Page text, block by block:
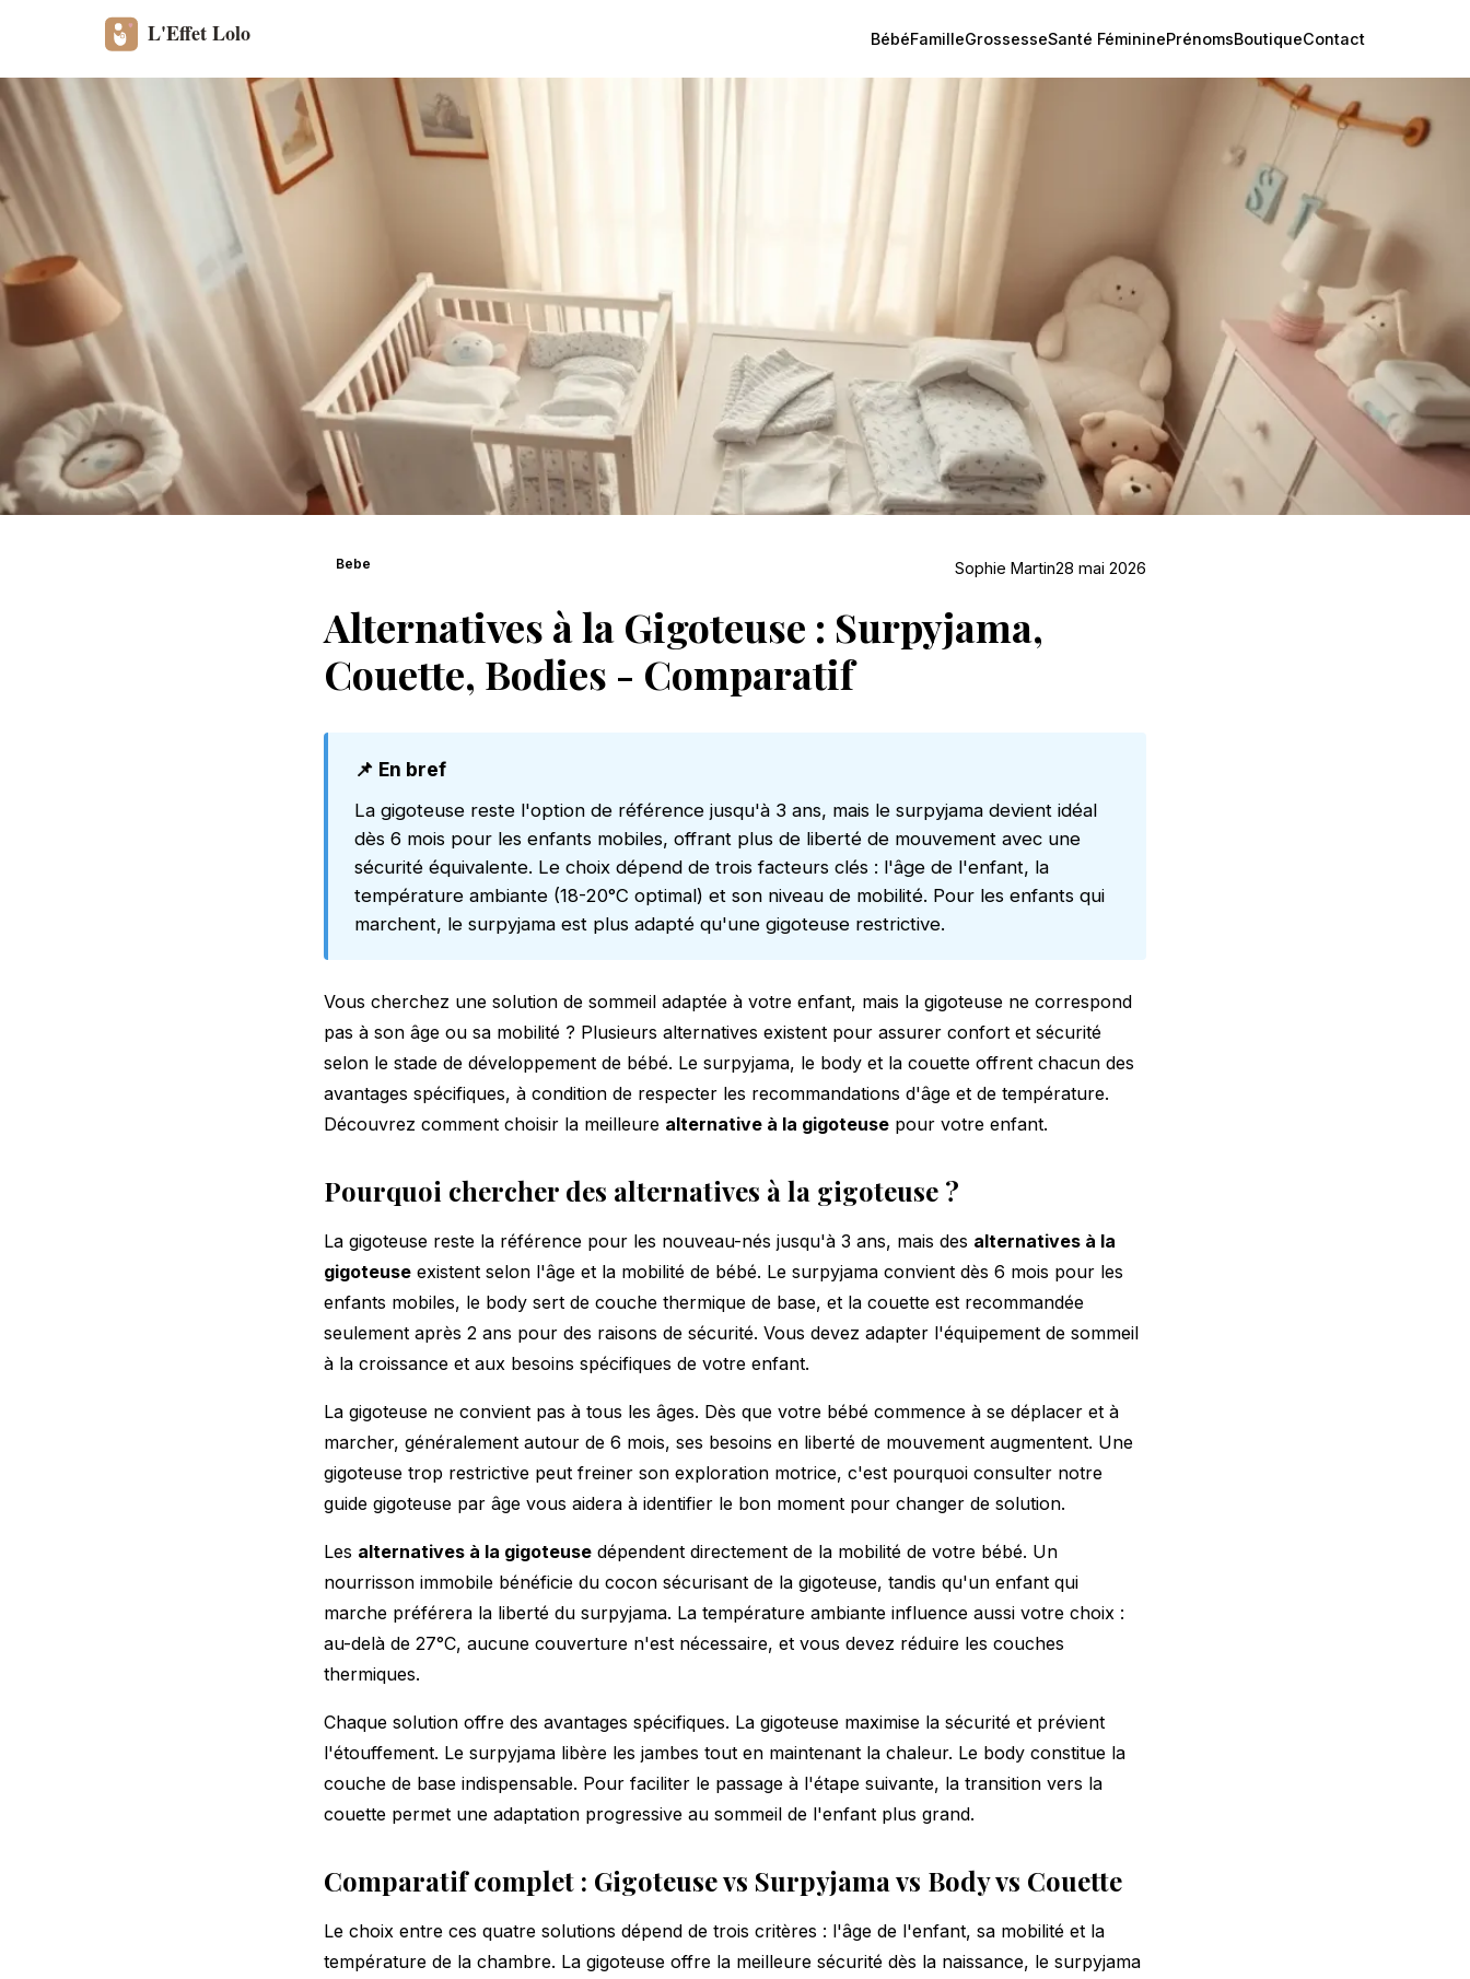
BébéFamilleGrossesseSanté FémininePrénomsBoutiqueContact
Bebe Sophie Martin28 mai 2026
Alternatives à la Gigoteuse : Surpyjama,
Couette, Bodies - Comparatif
📌 En bref
La gigoteuse reste l'option de référence jusqu'à 3 ans, mais le surpyjama devient idéal
dès 6 mois pour les enfants mobiles, offrant plus de liberté de mouvement avec une
sécurité équivalente. Le choix dépend de trois facteurs clés : l'âge de l'enfant, la
température ambiante (18-20°C optimal) et son niveau de mobilité. Pour les enfants qui
marchent, le surpyjama est plus adapté qu'une gigoteuse restrictive.
Vous cherchez une solution de sommeil adaptée à votre enfant, mais la gigoteuse ne correspond
pas à son âge ou sa mobilité ? Plusieurs alternatives existent pour assurer confort et sécurité
selon le stade de développement de bébé. Le surpyjama, le body et la couette offrent chacun des
avantages spécifiques, à condition de respecter les recommandations d'âge et de température.
Découvrez comment choisir la meilleure alternative à la gigoteuse pour votre enfant.
Pourquoi chercher des alternatives à la gigoteuse ?
La gigoteuse reste la référence pour les nouveau-nés jusqu'à 3 ans, mais des alternatives à la
gigoteuse existent selon l'âge et la mobilité de bébé. Le surpyjama convient dès 6 mois pour les
enfants mobiles, le body sert de couche thermique de base, et la couette est recommandée
seulement après 2 ans pour des raisons de sécurité. Vous devez adapter l'équipement de sommeil
à la croissance et aux besoins spécifiques de votre enfant.
La gigoteuse ne convient pas à tous les âges. Dès que votre bébé commence à se déplacer et à
marcher, généralement autour de 6 mois, ses besoins en liberté de mouvement augmentent. Une
gigoteuse trop restrictive peut freiner son exploration motrice, c'est pourquoi consulter notre
guide gigoteuse par âge vous aidera à identifier le bon moment pour changer de solution.
Les alternatives à la gigoteuse dépendent directement de la mobilité de votre bébé. Un
nourrisson immobile bénéficie du cocon sécurisant de la gigoteuse, tandis qu'un enfant qui
marche préférera la liberté du surpyjama. La température ambiante influence aussi votre choix :
au-delà de 27°C, aucune couverture n'est nécessaire, et vous devez réduire les couches
thermiques.
Chaque solution offre des avantages spécifiques. La gigoteuse maximise la sécurité et prévient
l'étouffement. Le surpyjama libère les jambes tout en maintenant la chaleur. Le body constitue la
couche de base indispensable. Pour faciliter le passage à l'étape suivante, la transition vers la
couette permet une adaptation progressive au sommeil de l'enfant plus grand.
Comparatif complet : Gigoteuse vs Surpyjama vs Body vs Couette
Le choix entre ces quatre solutions dépend de trois critères : l'âge de l'enfant, sa mobilité et la
température de la chambre. La gigoteuse offre la meilleure sécurité dès la naissance, le surpyjama